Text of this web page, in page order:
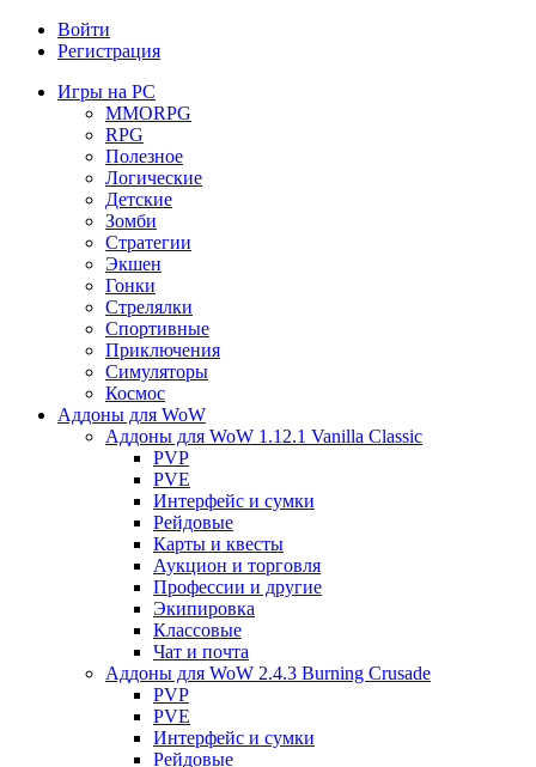
Войти
Регистрация
Игры на PC
MMORPG
RPG
Полезное
Логические
Детские
Зомби
Стратегии
Экшен
Гонки
Стрелялки
Спортивные
Приключения
Симуляторы
Космос
Аддоны для WoW
Аддоны для WoW 1.12.1 Vanilla Classic
PVP
PVE
Интерфейс и сумки
Рейдовые
Карты и квесты
Аукцион и торговля
Профессии и другие
Экипировка
Классовые
Чат и почта
Аддоны для WoW 2.4.3 Burning Crusade
PVP
PVE
Интерфейс и сумки
Рейдовые